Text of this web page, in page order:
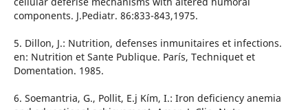
components. J.Pediatr. 86:833-843,1975.
5. Dillon, J.: Nutrition, defenses inmunitaires et infections.
en: Nutrition et Sante Publique. París, Techniquet et
Domentation. 1985.
6. Soemantria, G., Pollit, E.j Kím, I.: Iron deficiency anemia